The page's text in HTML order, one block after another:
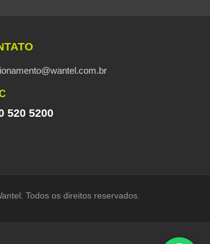
520 5200
Todos os direitos reservados.